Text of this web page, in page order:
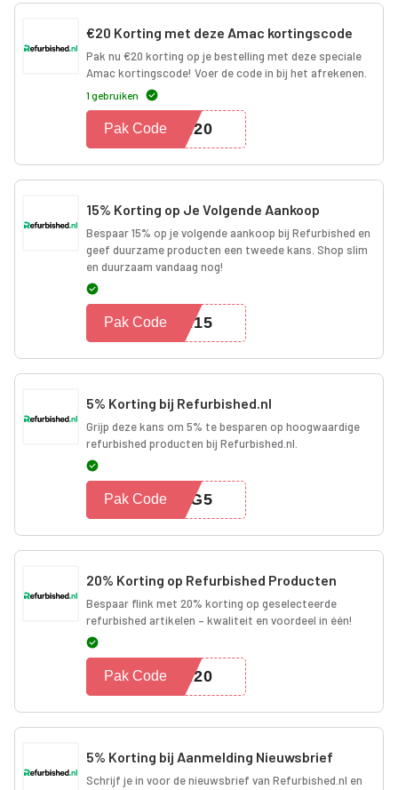
€20 Korting met deze Amac kortingscode
Pak nu €20 korting op je bestelling met deze speciale
Amac kortingscode! Voer de code in bij het afrekenen.
1 gebruiken
NA20
Pak Code
15% Korting op Je Volgende Aankoop
Bespaar 15% op je volgende aankoop bij Refurbished en
geef duurzame producten een tweede kans. Shop slim
en duurzaam vandaag nog!
ER15
Pak Code
5% Korting bij Refurbished.nl
Grijp deze kans om 5% te besparen op hoogwaardige
refurbished producten bij Refurbished.nl.
RDG5
Pak Code
20% Korting op Refurbished Producten
Bespaar flink met 20% korting op geselecteerde
refurbished artikelen – kwaliteit en voordeel in één!
RA20
Pak Code
5% Korting bij Aanmelding Nieuwsbrief
Schrijf je in voor de nieuwsbrief van Refurbished.nl en